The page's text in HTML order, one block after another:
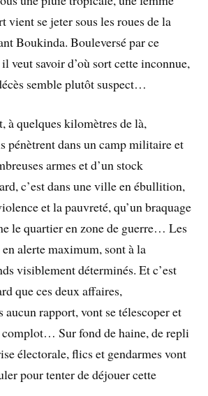
vient se jeter sous les roues de la
Boukinda. Bouleversé par ce
veut savoir d’où sort cette inconnue,
semble plutôt suspect…
à quelques kilomètres de là,
pénètrent dans un camp militaire et
armes et d’un stock
c’est dans une ville en ébullition,
et la pauvreté, qu’un braquage
le quartier en zone de guerre… Les
alerte maximum, sont à la
visiblement déterminés. Et c’est
que ces deux affaires,
aucun rapport, vont se télescoper et
Sur fond de haine, de repli
électorale, flics et gendarmes vont
pour tenter de déjouer cette